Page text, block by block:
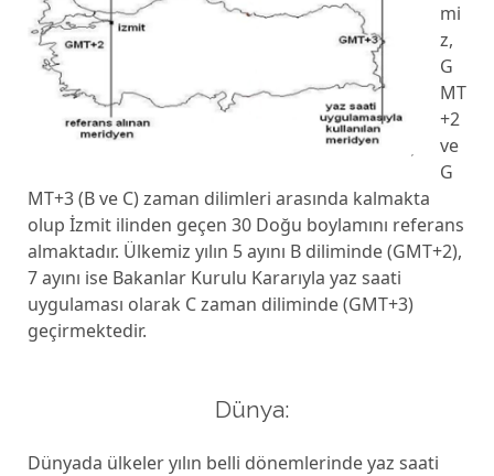
mi
z,
G
MT
+2
ve
G
MT+3 (B ve C) zaman dilimleri arasında kalmakta
olup İzmit ilinden geçen 30 Doğu boylamını referans
almaktadır. Ülkemiz yılın 5 ayını B diliminde (GMT+2),
7 ayını ise Bakanlar Kurulu Kararıyla yaz saati
uygulaması olarak C zaman diliminde (GMT+3)
geçirmektedir.
Dünya:
Dünyada ülkeler yılın belli dönemlerinde yaz saati